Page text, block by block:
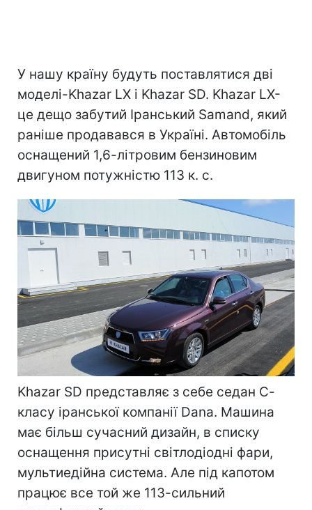
У нашу країну будуть поставлятися дві
моделі-Khazar LX і Khazar SD. Khazar LX-
це дещо забутий Іранський Samand, який
раніше продавався в Україні. Автомобіль
оснащений 1,6-літровим бензиновим
двигуном потужністю 113 к. с.
Khazar SD представляє з себе седан С-
класу іранської компанії Dana. Машина
має більш сучасний дизайн, в списку
оснащення присутні світлодіодні фари,
мультиедійна система. Але під капотом
працює все той же 113-сильний